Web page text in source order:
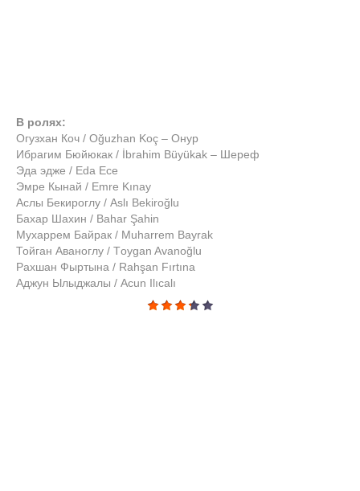
В ролях:
Огузхан Коч / Oğuzhan Koç – Онур
Ибрагим Бюйюкак / İbrahim Büyükak – Шереф
Эда эдже / Eda Ece
Эмре Кынай / Emre Kınay
Аслы Бекироглу / Aslı Bekiroğlu
Бахар Шахин / Bahar Şahin
Мухаррем Байрак / Muharrem Bayrak
Тойган Аваноглу / Тoygan Avanoğlu
Рахшан Фыртына / Rahşan Fırtına
Аджун Ылыджалы / Acun Ilıcalı